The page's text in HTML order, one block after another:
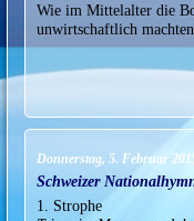
Wie im Mittelalter die
unwirtschaftlich
Donnerstag, 5. Februar
Schweizer
1. Strophe